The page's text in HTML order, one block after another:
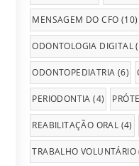
MENSAGEM DO CFO (10)
ODONTOLOGIA DIGITAL
ODONTOPEDIATRIA (6)
PERIODONTIA (4)
REABILITAÇÃO ORAL (4)
TRABALHO VOLUNTÁRIO